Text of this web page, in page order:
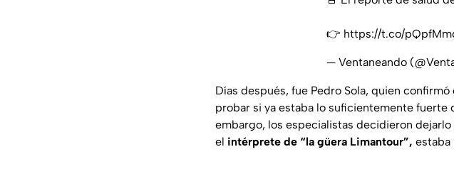
👉 https://t.co/
— Ventaneando
Días después, fue Pedro Sola, quien confirmó
probar si ya estaba lo suficientemente fuerte
embargo, los especialistas decidieron
el intérprete de “la güera Limantour”, estaba